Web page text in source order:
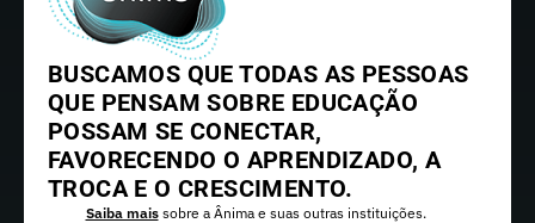
BUSCAMOS QUE TODAS AS PESSOAS
QUE PENSAM SOBRE EDUCAÇÃO
POSSAM SE CONECTAR,
FAVORECENDO O APRENDIZADO, A
TROCA E O CRESCIMENTO.
Saiba maissobre a Ânima e suas outras instituições.